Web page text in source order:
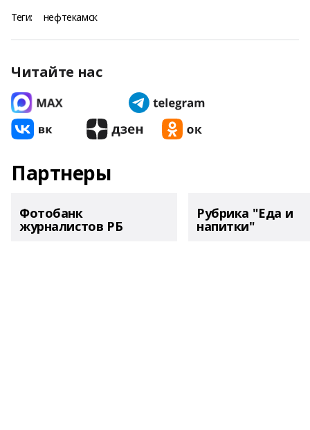
Теги: нефтекамск
Читайте нас
Партнеры
Фотобанк
журналистов РБ
Рубрика "Еда и
напитки"